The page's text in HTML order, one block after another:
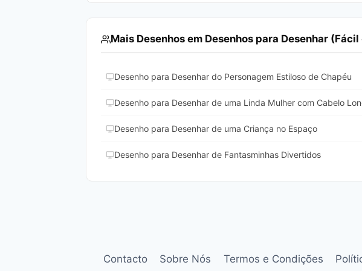
Mais Desenhos em Desenhos para Desenhar
Desenho para Desenhar do Personagem Estiloso de Chapéu
Desenho para Desenhar de uma Linda Mulher com Cabelo
Desenho para Desenhar de uma Criança no Espaço
Desenho para Desenhar de Fantasminhas Divertidos
Contacto Sobre Nós Termos e Condições